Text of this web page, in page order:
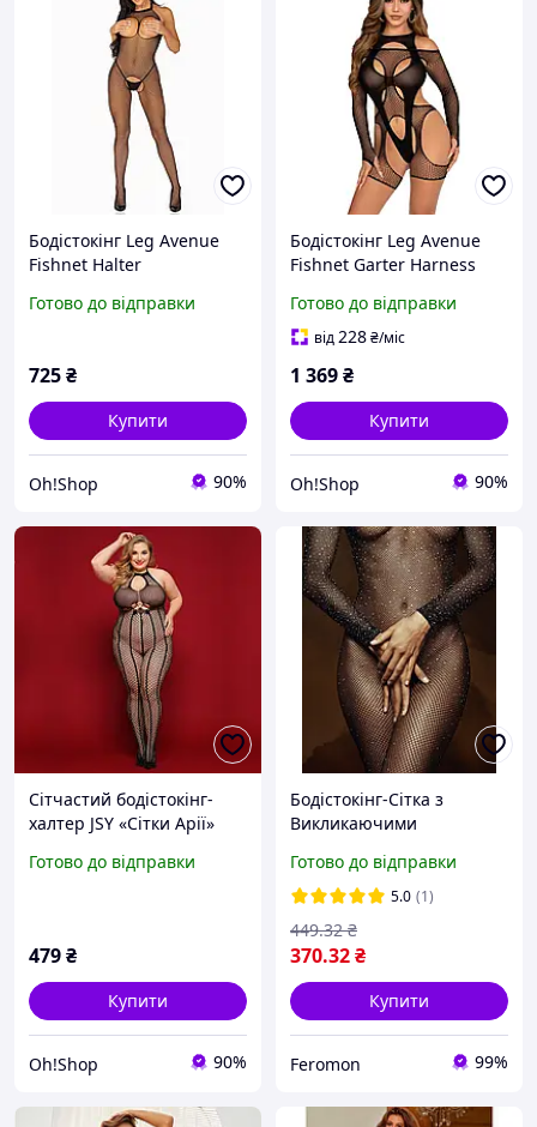
Бодістокінг Leg Avenue
Fishnet Halter
Готово до відправки
725₴
Купити
Oh!Shop 90%
Бодістокінг Leg Avenue
Fishnet Garter Harness
sexstyle
Готово до відправки
від228₴/міс
1 369₴
Купити
Oh!Shop 90%
Сітчастий бодістокінг-
халтер JSY «Сітки Арії»
Готово до відправки
479₴
Купити
Oh!Shop 90%
Бодістокінг-Сітка з
Викликаючими
Прозорими Деталями
S/M/L Чорний
Готово до відправки
5.0 (1)
370.32₴
449.32 ₴
Купити
Feromon 99%